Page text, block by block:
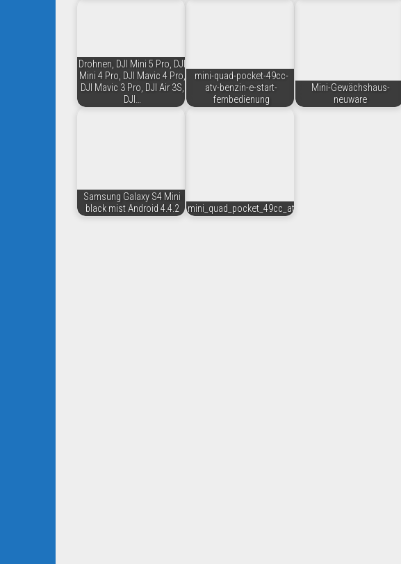
Drohnen, DJI Mini 5 Pro, DJI
Mini 4 Pro, DJI Mavic 4 Pro,
DJI Mavic 3 Pro, DJI Air 3S,
DJI…
mini-quad-pocket-49cc-
atv-benzin-e-start-
fernbedienung
Mini-Gewächshaus-
neuware
Samsung Galaxy S4 Mini
black mist Android 4.4.2
mini_quad_pocket_49cc_atv_benzin